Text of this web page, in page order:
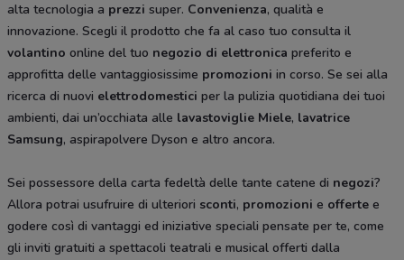
alta tecnologia a prezzi super. Convenienza, qualità e
innovazione. Scegli il prodotto che fa al caso tuo consulta il
volantino online del tuo negozio di elettronica preferito e
approfitta delle vantaggiosissime promozioni in corso. Se sei alla
ricerca di nuovi elettrodomestici per la pulizia quotidiana dei tuoi
ambienti, dai un’occhiata alle lavastoviglie Miele, lavatrice
Samsung, aspirapolvere Dyson e altro ancora.
Sei possessore della carta fedeltà delle tante catene di negozi?
Allora potrai usufruire di ulteriori sconti, promozioni e offerte e
godere così di vantaggi ed iniziative speciali pensate per te, come
gli inviti gratuiti a spettacoli teatrali e musical offerti dalla